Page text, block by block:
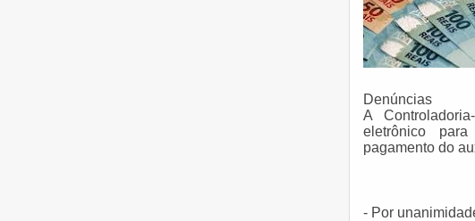
Denúncias
A
eletrônico
pagamento do
- Por